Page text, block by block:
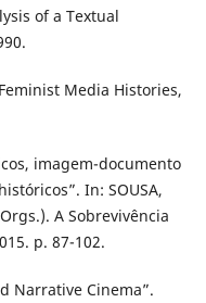
of a Textual
Media Histories,
imagem-documento
In: SOUSA,
A Sobrevivência
p. 87-102.
Narrative Cinema”.